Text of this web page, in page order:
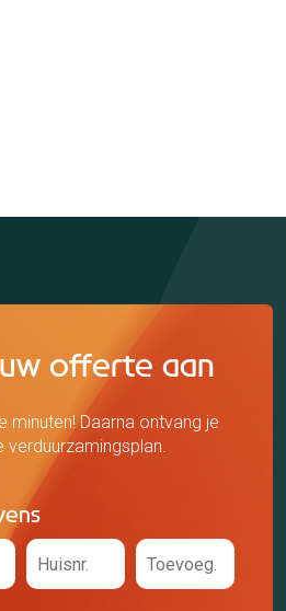
offerte aan
minuten! Daarna ontvang je
verduurzamingsplan.